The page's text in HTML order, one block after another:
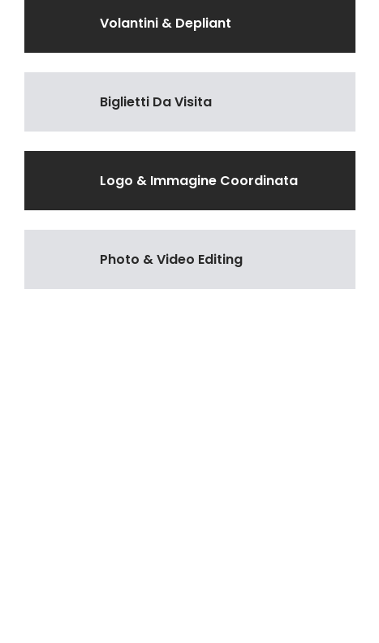
Volantini & Depliant
Biglietti Da Visita
Logo & Immagine Coordinata
Photo & Video Editing